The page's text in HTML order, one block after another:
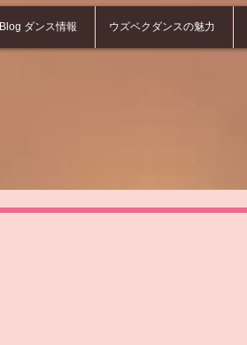
Blog ダンス情報 ウズベクダンスの魅力